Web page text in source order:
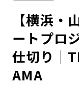
【横浜・
ートプロ
仕切り｜
AMA